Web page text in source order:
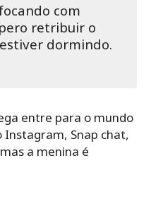
com
retribuir o
dormindo.
entre para o mundo
Snap chat,
a menina é